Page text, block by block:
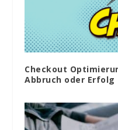
Checkout
Abbruch oder Erfolg